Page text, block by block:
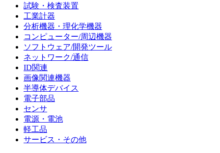
試験・検査装置
工業計器
分析機器・理化学機器
コンピューター/周辺機器
ソフトウェア/開発ツール
ネットワーク/通信
ID関連
画像関連機器
半導体デバイス
電子部品
センサ
電源・電池
軽工品
サービス・その他